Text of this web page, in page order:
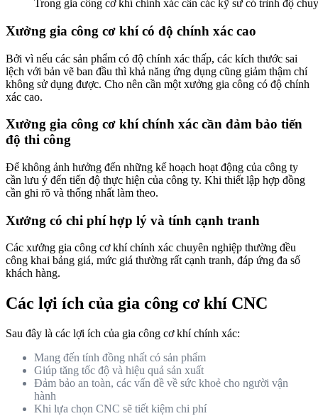
Trong gia công cơ khí chính xác cần các kỹ sư có trình độ
Xưởng gia công cơ khí có độ chính xác cao
Bởi vì nếu các sản phẩm có độ chính xác thấp, các kích thước sai
lệch với bản vẽ ban đầu thì khả năng ứng dụng cũng giảm thậm chí
không sử dụng được. Cho nên cần một xưởng gia công có độ chính
xác cao.
Xưởng gia công cơ khí chính xác cần đảm bảo tiến
độ thi công
Để không ảnh hưởng đến những kế hoạch hoạt động của công ty
cần lưu ý đến tiến độ thực hiện của công ty. Khi thiết lập hợp đồng
cần ghi rõ và thống nhất làm theo.
Xưởng có chi phí hợp lý và tính cạnh tranh
Các xưởng gia công cơ khí chính xác chuyên nghiệp thường đều
công khai bảng giá, mức giá thường rất cạnh tranh, đáp ứng đa số
khách hàng.
Các lợi ích của gia công cơ khí CNC
Sau đây là các lợi ích của gia công cơ khí chính xác:
Mang đến tính đồng nhất có sản phẩm
Giúp tăng tốc độ và hiệu quả sản xuất
Đảm bảo an toàn, các vấn đề về sức khoẻ cho người vận
hành
Khi lựa chọn CNC sẽ tiết kiệm chi phí